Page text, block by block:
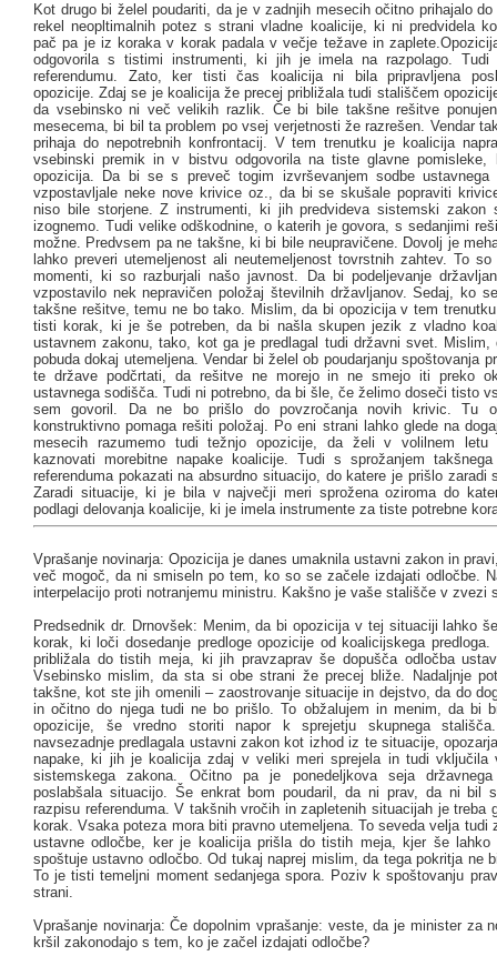
Kot drugo bi želel poudariti, da je v zadnjih mesecih očitno prihajalo
rekel neopltimalnih potez s strani vladne koalicije, ki ni predvidela
pač pa je iz koraka v korak padala v večje težave in
odgovorila s tistimi instrumenti, ki jih je imela na razpolago.
referendumu. Zato, ker tisti čas koalicija ni bila pripravljena
opozicije. Zdaj se je koalicija že precej približala tudi stališčem
da vsebinsko ni več velikih razlik. Če bi bile takšne rešitve
mesecema, bi bil ta problem po vsej verjetnosti že razrešen. Vendar
prihaja do nepotrebnih konfrontacij. V tem trenutku je koalicija
vsebinski premik in v bistvu odgovorila na tiste glavne
opozicija. Da bi se s preveč togim izvrševanjem sodbe ustavnega
vzpostavljale neke nove krivice oz., da bi se skušale popraviti
niso bile storjene. Z instrumenti, ki jih predvideva sistemski zakon
izognemo. Tudi velike odškodnine, o katerih je govora, s sedanjimi
možne. Predvsem pa ne takšne, ki bi bile neupravičene. Dovolj je
lahko preveri utemeljenost ali neutemeljenost tovrstnih zahtev. To
momenti, ki so razburjali našo javnost. Da bi podeljevanje
vzpostavilo nek nepravičen položaj številnih državljanov. Sedaj, ko
takšne rešitve, temu ne bo tako. Mislim, da bi opozicija v tem
tisti korak, ki je še potreben, da bi našla skupen jezik z vladno
ustavnem zakonu, tako, kot ga je predlagal tudi državni svet.
pobuda dokaj utemeljena. Vendar bi želel ob poudarjanju spoštovanja
te države podčrtati, da rešitve ne morejo in ne smejo iti preko
ustavnega sodišča. Tudi ni potrebno, da bi šle, če želimo doseči tisto
sem govoril. Da ne bo prišlo do povzročanja novih krivic. Tu
konstruktivno pomaga rešiti položaj. Po eni strani lahko glede na
mesecih razumemo tudi težnjo opozicije, da želi v volilnem letu
kaznovati morebitne napake koalicije. Tudi s sprožanjem takšnega
referenduma pokazati na absurdno situacijo, do katere je prišlo zaradi
Zaradi situacije, ki je bila v največji meri sprožena oziroma do
podlagi delovanja koalicije, ki je imela instrumente za tiste potrebne
Vprašanje novinarja: Opozicija je danes umaknila ustavni zakon in
več mogoč, da ni smiseln po tem, ko so se začele izdajati odločbe.
interpelacijo proti notranjemu ministru. Kakšno je vaše stališče v zvezi
Predsednik dr. Drnovšek: Menim, da bi opozicija v tej situaciji lahko
korak, ki loči dosedanje predloge opozicije od koalicijskega
približala do tistih meja, ki jih pravzaprav še dopušča odločba
Vsebinsko mislim, da sta si obe strani že precej bliže. Nadaljnje
takšne, kot ste jih omenili – zaostrovanje situacije in dejstvo, da do
in očitno do njega tudi ne bo prišlo. To obžalujem in menim, da bi
opozicije, še vredno storiti napor k sprejetju skupnega
navsezadnje predlagala ustavni zakon kot izhod iz te situacije,
napake, ki jih je koalicija zdaj v veliki meri sprejela in tudi vključila
sistemskega zakona. Očitno pa je ponedeljkova seja
poslabšala situacijo. Še enkrat bom poudaril, da ni prav, da ni bil
razpisu referenduma. V takšnih vročih in zapletenih situacijah je treba
korak. Vsaka poteza mora biti pravno utemeljena. To seveda velja tudi
ustavne odločbe, ker je koalicija prišla do tistih meja, kjer še lahko
spoštuje ustavno odločbo. Od tukaj naprej mislim, da tega pokritja ne
To je tisti temeljni moment sedanjega spora. Poziv k spoštovanju
strani.
Vprašanje novinarja: Če dopolnim vprašanje: veste, da je minister za
kršil zakonodajo s tem, ko je začel izdajati odločbe?